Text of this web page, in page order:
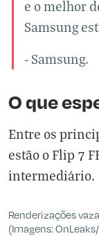
e o melhor
Samsung
- Samsung.
O que
Entre os
estão o Flip 7
intermediário.
Renderizações
(Imagens: